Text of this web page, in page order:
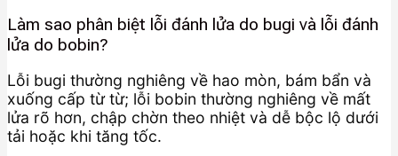
Làm sao phân biệt lỗi đánh lửa do bugi và lỗi đánh
lửa do bobin?
Lỗi bugi thường nghiêng về hao mòn, bám bẩn và
xuống cấp từ từ; lỗi bobin thường nghiêng về mất
lửa rõ hơn, chập chờn theo nhiệt và dễ bộc lộ dưới
tải hoặc khi tăng tốc.